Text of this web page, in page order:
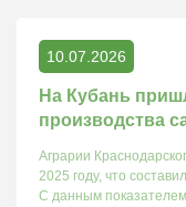
10.07.2026
На Кубань
производства
Аграрии
2025 году, что
С данным